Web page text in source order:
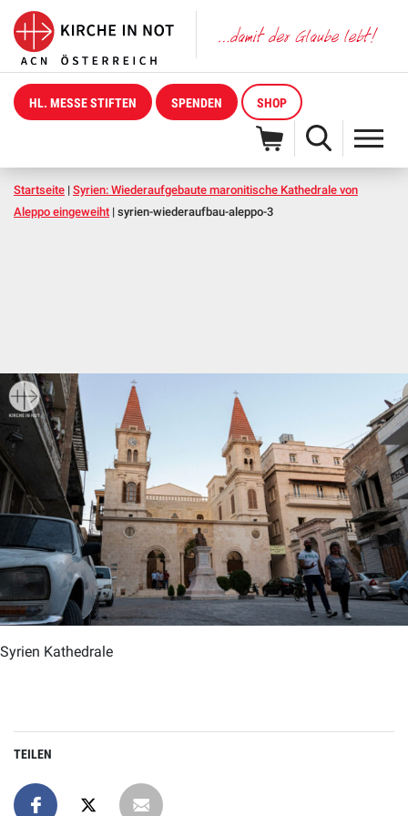
HL. MESSE STIFTEN SPENDEN SHOP
Startseite | Syrien: Wiederaufgebaute maronitische Kathedrale von
Aleppo eingeweiht | syrien-wiederaufbau-aleppo-3
Syrien Kathedrale
TEILEN